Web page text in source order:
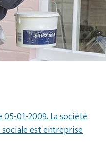
01-2009. La société
est entreprise